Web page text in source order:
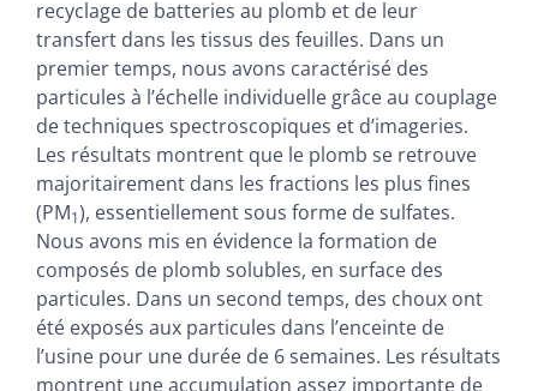
recyclage de batteries au plomb et de leur
transfert dans les tissus des feuilles. Dans un
premier temps, nous avons caractérisé des
particules à l’échelle individuelle grâce au couplage
de techniques spectroscopiques et d’imageries.
Les résultats montrent que le plomb se retrouve
majoritairement dans les fractions les plus fines
(PM1), essentiellement sous forme de sulfates.
Nous avons mis en évidence la formation de
composés de plomb solubles, en surface des
particules. Dans un second temps, des choux ont
été exposés aux particules dans l’enceinte de
l’usine pour une durée de 6 semaines. Les résultats
montrent une accumulation assez importante de